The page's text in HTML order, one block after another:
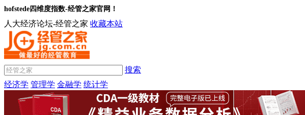
hofstede四维度指数-经管之家官网！
人大经济论坛-经管之家 收藏本站
搜索
经济学 管理学 金融学 统计学